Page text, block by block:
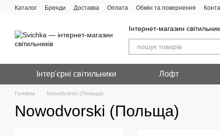
Перейти до основного контенту
Каталог Бренди Доставка Оплата Обмін та повернення
Інтернет-магазин
Інтер'єрні світильники Лофт
Головна Nowodvorski (Польща)
Nowodvorski (Польща)